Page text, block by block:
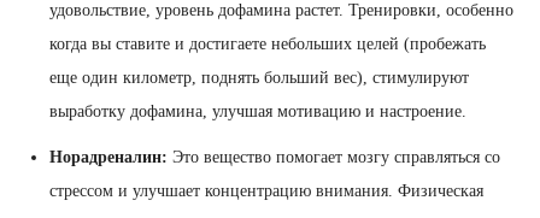
удовольствие, уровень дофамина растет. Тренировки, особенно
когда вы ставите и достигаете небольших целей (пробежать
еще один километр, поднять больший вес), стимулируют
выработку дофамина, улучшая мотивацию и настроение.
Норадреналин: Это вещество помогает мозгу справляться со
стрессом и улучшает концентрацию внимания. Физическая